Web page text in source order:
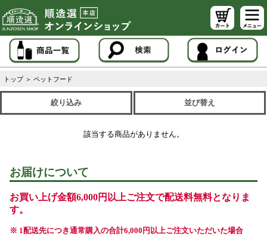
トップ ＞ ペットフード
絞り込み 並び替え
該当する商品がありません。